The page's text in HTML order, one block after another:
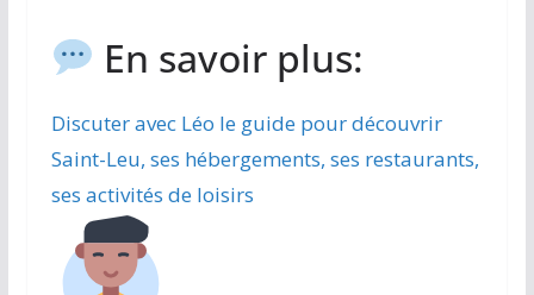
En savoir plus:
Discuter avec Léo le guide pour découvrir
Saint-Leu, ses hébergements, ses restaurants,
ses activités de loisirs